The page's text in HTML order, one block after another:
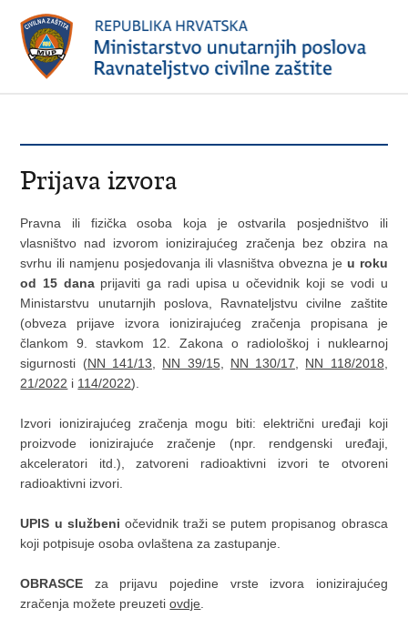
Prijava izvora
Pravna ili fizička osoba koja je ostvarila posjedništvo ili
vlasništvo nad izvorom ionizirajućeg zračenja bez obzira na
svrhu ili namjenu posjedovanja ili vlasništva obvezna je u roku
od 15 danaprijaviti ga radi upisa u očevidnik koji se vodi u
Ministarstvu unutarnjih poslova, Ravnateljstvu civilne zaštite
(obveza prijave izvora ionizirajućeg zračenja propisana je
člankom 9. stavkom 12. Zakona o radiološkoj i nuklearnoj
sigurnosti (NN 141/13 NN 39/15, NN 130/17 NN 118/2018
21/2022 i 114/2022).
Izvori ionizirajućeg zračenja mogu biti: električni uređaji koji
proizvode ionizirajuće zračenje (npr. rendgenski uređaji,
akceleratori itd.), zatvoreni radioaktivni izvori te otvoreni
radioaktivni izvori.
UPIS u službeni očevidnik traži se putem propisanog obrasca
koji potpisuje osoba ovlaštena za zastupanje.
OBRASCE za prijavu pojedine vrste izvora ionizirajućeg
zračenja možete preuzetiovdje